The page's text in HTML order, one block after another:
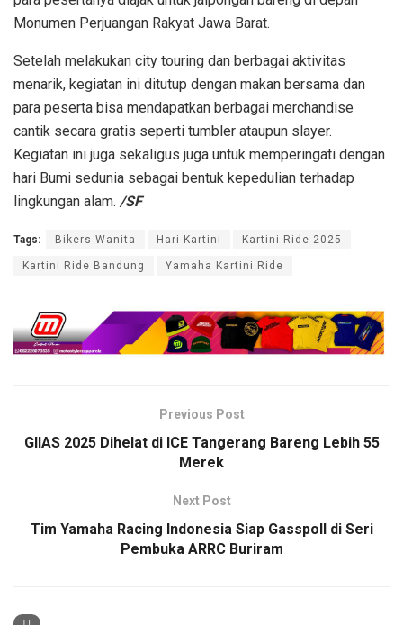
Monumen Perjuangan Rakyat Jawa Barat.
Setelah melakukan city touring dan berbagai aktivitas
menarik, kegiatan ini ditutup dengan makan bersama dan
para peserta bisa mendapatkan berbagai merchandise
cantik secara gratis seperti tumbler ataupun slayer.
Kegiatan ini juga sekaligus juga untuk memperingati dengan
hari Bumi sedunia sebagai bentuk kepedulian terhadap
lingkungan alam. /SF
Tags: Bikers Wanita Hari Kartini Kartini Ride 2025
Kartini Ride Bandung Yamaha Kartini Ride
Previous Post
GIIAS 2025 Dihelat di ICE Tangerang Bareng Lebih 55
Merek
Next Post
Tim Yamaha Racing Indonesia Siap Gasspoll di Seri
Pembuka ARRC Buriram